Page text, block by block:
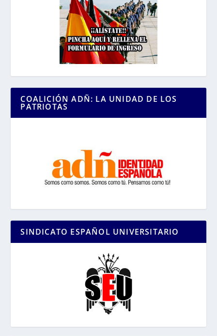
COALICIÓN ADÑ: LA UNIDAD DE LOS
PATRIOTAS
SINDICATO ESPAÑOL UNIVERSITARIO